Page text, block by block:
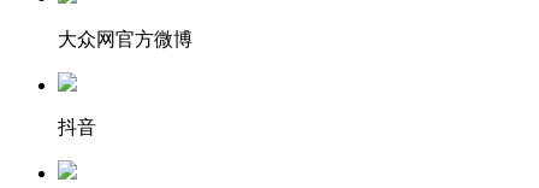
大众网官方微博
抖音